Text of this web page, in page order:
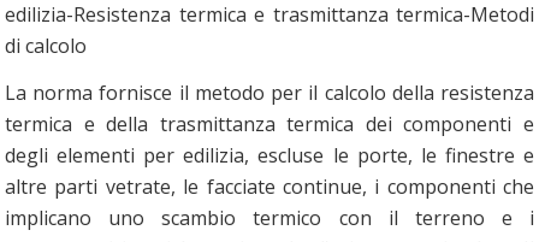
edilizia-Resistenza termica e trasmittanza termica-Metodi
di calcolo
La norma fornisce il metodo per il calcolo della resistenza
termica e della trasmittanza termica dei componenti e
degli elementi per edilizia, escluse le porte, le finestre e
altre parti vetrate, le facciate continue, i componenti che
implicano uno scambio termico con il terreno e i